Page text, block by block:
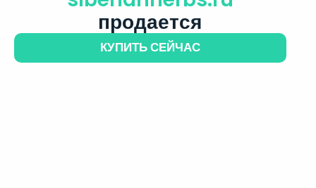
продается
КУПИТЬ СЕЙЧАС